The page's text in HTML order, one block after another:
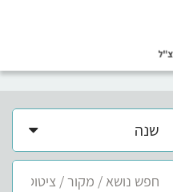
שנה